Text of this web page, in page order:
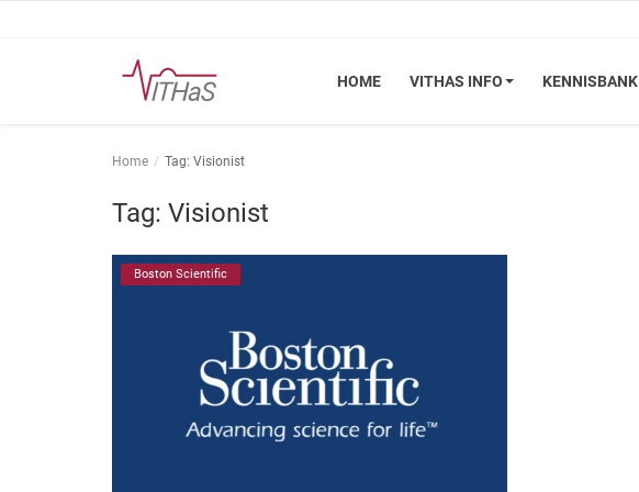
HOME VITHAS INFO KENNISBANK
Home Tag: Visionist
Tag: Visionist
Boston Scientific